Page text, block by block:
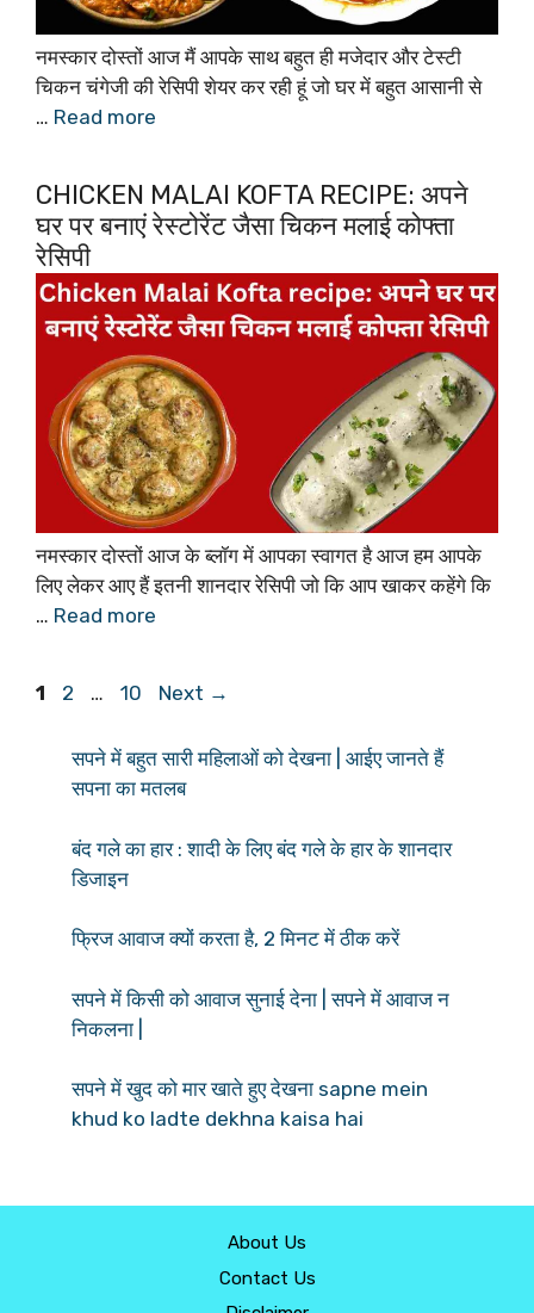
नमस्कार दोस्तों आज मैं आपके साथ बहुत ही मजेदार और टेस्टी
चिकन चंगेजी की रेसिपी शेयर कर रही हूं जो घर में बहुत आसानी से
… Read more
CHICKEN MALAI KOFTA RECIPE: अपने
घर पर बनाएं रेस्टोरेंट जैसा चिकन मलाई कोफ्ता
रेसिपी
नमस्कार दोस्तों आज के ब्लॉग में आपका स्वागत है आज हम आपके
लिए लेकर आए हैं इतनी शानदार रेसिपी जो कि आप खाकर कहेंगे कि
… Read more
Page
1 Page
2 … Page
10 Next →
सपने में बहुत सारी महिलाओं को देखना | आईए जानते हैं
सपना का मतलब
बंद गले का हार : शादी के लिए बंद गले के हार के शानदार
डिजाइन
फ्रिज आवाज क्यों करता है, 2 मिनट में ठीक करें
सपने में किसी को आवाज सुनाई देना | सपने में आवाज न
निकलना |
सपने में खुद को मार खाते हुए देखना sapne mein
khud ko ladte dekhna kaisa hai
About Us
Contact Us